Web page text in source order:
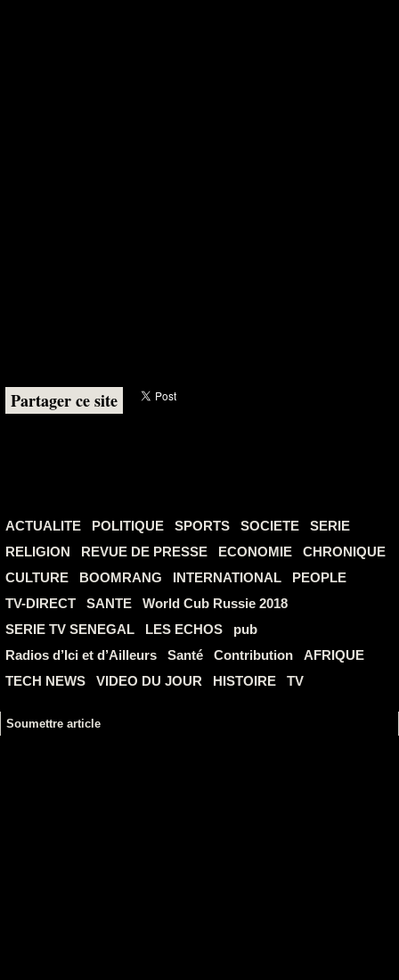
Partager ce site
ACTUALITE POLITIQUE SPORTS SOCIETE
SERIE
RELIGION
REVUE DE PRESSE ECONOMIE
CHRONIQUE
CULTURE
BOOMRANG INTERNATIONAL
PEOPLE
TV-DIRECT
SANTE
World Cub Russie 2018
SERIE TV SENEGAL
LES ECHOS
pub
Radios d’Ici et d’Ailleurs
Santé Contribution
AFRIQUE
TECH NEWS
VIDEO DU JOUR HISTOIRE TV
Soumettre article